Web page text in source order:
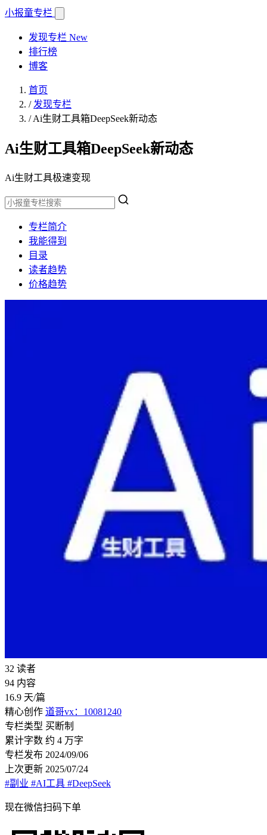
小报童专栏
发现专栏 New
排行榜
博客
首页
/ 发现专栏
/Ai生财工具箱DeepSeek新动态
Ai生财工具箱DeepSeek新动态
Ai生财工具极速变现
专栏简介
我能得到
目录
读者趋势
价格趋势
32 读者
94 内容
16.9 天/篇
精心创作 道哥vx：10081240
专栏类型 买断制
累计字数 约 4 万字
专栏发布 2024/09/06
上次更新 2025/07/24
#副业 #AI工具 #DeepSeek
现在微信扫码下单